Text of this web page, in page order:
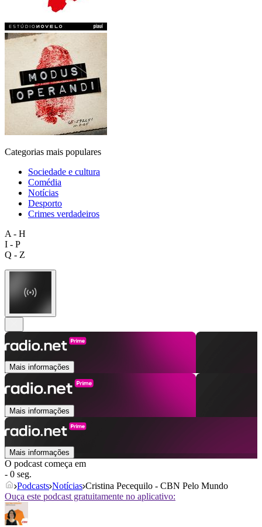
Categorias mais populares
Sociedade e cultura
Comédia
Notícias
Desporto
Crimes verdadeiros
A - H
I - P
Q - Z
Mais informações
Mais informações
Mais informações
O podcast começa em
- 0 seg.
Podcasts Notícias Cristina Pecequilo - CBN Pelo Mundo
Ouça este podcast gratuitamente no aplicativo: